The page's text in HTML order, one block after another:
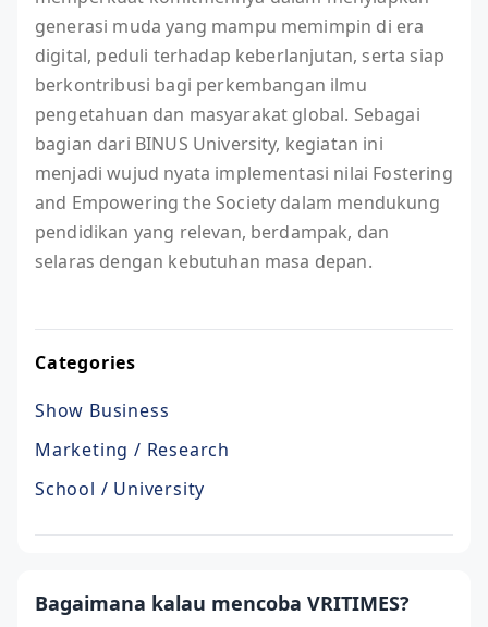
generasi muda yang mampu memimpin di era
digital, peduli terhadap keberlanjutan, serta siap
berkontribusi bagi perkembangan ilmu
pengetahuan dan masyarakat global. Sebagai
bagian dari BINUS University, kegiatan ini
menjadi wujud nyata implementasi nilai Fostering
and Empowering the Society dalam mendukung
pendidikan yang relevan, berdampak, dan
selaras dengan kebutuhan masa depan.
Categories
Show Business
Marketing / Research
School / University
Bagaimana kalau mencoba VRITIMES?